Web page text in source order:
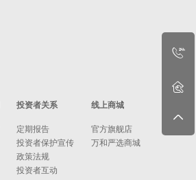
投资者关系
定期报告
投资者保护宣传
政策法规
投资者互动
线上商城
官方旗舰店
万和严选商城